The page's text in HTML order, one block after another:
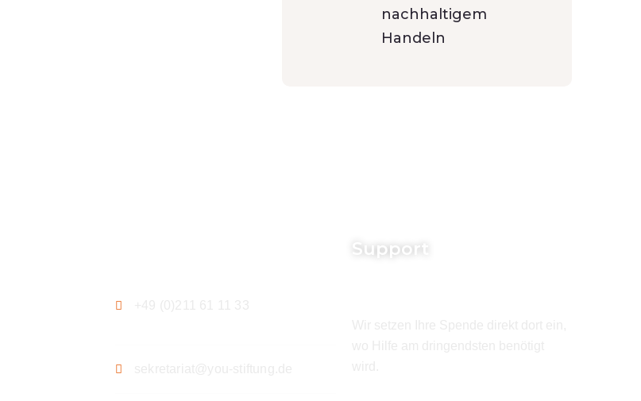
nachhaltigem
Handeln
Support